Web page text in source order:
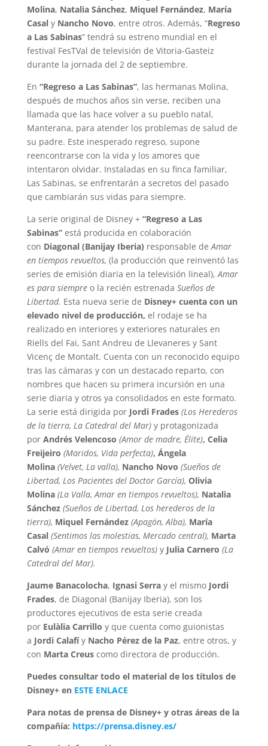
Molina, Natalia Sánchez, Miquel Fernández, María
Casaly Nancho Novo, entre otros. Además, “Regreso
a Las Sabinas” tendrá su estreno mundial en el
festival FesTVal de televisión de Vitoria-Gasteiz
durante la jornada del 2 de septiembre.
En “Regreso a Las Sabinas”, las hermanas Molina,
después de muchos años sin verse, reciben una
llamada que las hace volver a su pueblo natal,
Manterana, para atender los problemas de salud de
su padre. Este inesperado regreso, supone
reencontrarse con la vida y los amores que
intentaron olvidar. Instaladas en su finca familiar,
Las Sabinas, se enfrentarán a secretos del pasado
que cambiarán sus vidas para siempre.
La serie original de Disney +“Regreso a Las
Sabinas” está producida en colaboración
con Diagonal (Banijay Iberia) responsable deAmar
en tiempos revueltos, (la producción que reinventó las
series de emisión diaria en la televisión lineal),Amar
es para siempreo la recién estrenada Sueños de
Libertad. Esta nueva serie de Disney+ cuenta con un
elevado nivel de producción, el rodaje se ha
realizado en interiores y exteriores naturales en
Riells del Fai, Sant Andreu de Llevaneres y Sant
Vicenç de Montalt. Cuenta con un reconocido equipo
tras las cámaras y con un destacado reparto, con
nombres que hacen su primera incursión en una
serie diaria y otros ya consolidados en este formato.
La serie está dirigida por Jordi Frades (Los Herederos
de la tierra, La Catedral del Mar)y protagonizada
por Andrés Velencoso (Amor de madre, Élite), Celia
Freijeiro (Maridos, Vida perfecta), Ángela
Molina(Velvet, La valla), Nancho Novo (Sueños de
Libertad, Los Pacientes del Doctor García), Olivia
Molina (La Valla, Amar en tiempos revueltos), Natalia
Sánchez(Sueños de Libertad, Los herederos de la
tierra), Miquel Fernández (Apagón, Alba), María
Casal (Sentimos las molestias, Mercado central), Marta
Calvó (Amar en tiempos revueltos)y Julia Carnero (La
Catedral del Mar).
Jaume Banacolocha, Ignasi Serray el mismo Jordi
Frades, de Diagonal (Banijay Iberia), son los
productores ejecutivos de esta serie creada
por Eulàlia Carrillo y que cuenta como guionistas
a Jordi Calafíy Nacho Pérez de la Paz, entre otros, y
con Marta Creuscomo directora de producción.
Puedes consultar todo el material de los títulos de
Disney+ enESTE ENLACE
Para notas de prensa de Disney+ y otras áreas de la
compañía: https://prensa.disney.es/